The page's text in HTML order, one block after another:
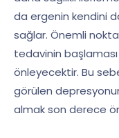
da ergenin kendini
sağlar. Önemli
tedavinin
önleyecektir. Bu
görülen
almak son derece